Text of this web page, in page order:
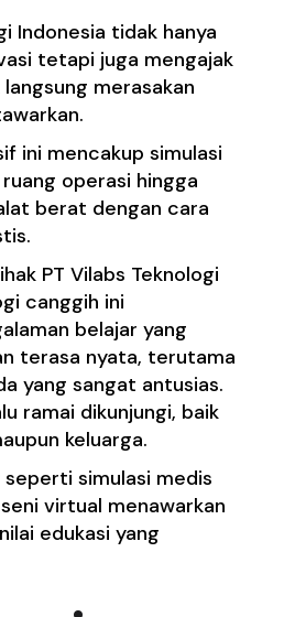
Indonesia tidak hanya
tetapi juga mengajak
merasakan
ini mencakup simulasi
operasi hingga
berat dengan cara
PT Vilabs Teknologi
canggih ini
belajar yang
terasa nyata, terutama
yang sangat antusias.
ramai dikunjungi, baik
keluarga.
simulasi medis
virtual menawarkan
edukasi yang